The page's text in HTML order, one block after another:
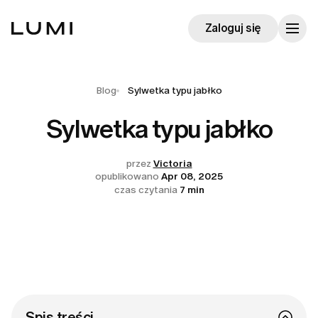
Zaloguj się
Blog Sylwetka typu jabłko
Sylwetka typu jabłko
przez Victoria
opublikowano Apr 08, 2025
czas czytania 7 min